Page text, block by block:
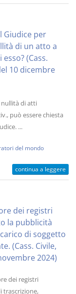
Giudice per
di un atto a
(Cass.
10 dicembre
nullità di atti
può essere chiesta
...
del mondo
continua a leggere
dei registri
la pubblicità
di soggetto
(Cass. Civile,
2024)
dei registri
trascrizione,